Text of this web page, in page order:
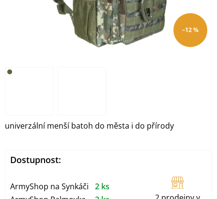
–12 %
univerzální menší batoh do města i do přírody
Dostupnost:
ArmyShop na Synkáči
2 ks